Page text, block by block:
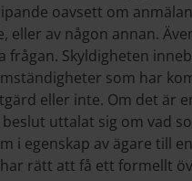
oavsett om
eller av någon annan.
frågan. Skyldigheten
som har
eller inte. Om det är
uttalat sig om vad
i egenskap av ägare till
rätt att få ett formellt